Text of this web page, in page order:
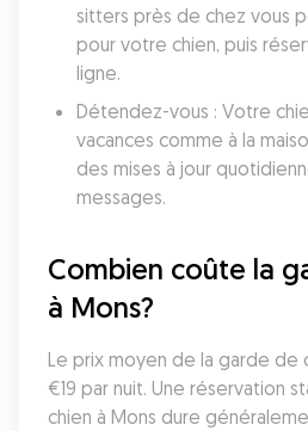
sitters près de chez vous
pour votre chien, puis
ligne.
Détendez-vous : Votre
vacances comme à la
des mises à jour
messages.
Combien coûte la
à Mons?
Le prix moyen de la garde de
€19 par nuit. Une réservation
chien à Mons dure